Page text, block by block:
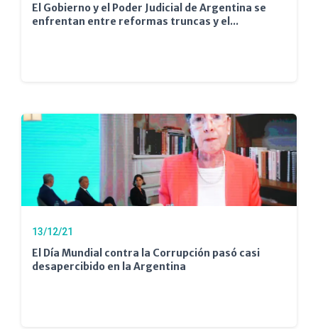
El Gobierno y el Poder Judicial de Argentina se
enfrentan entre reformas truncas y el...
13/12/21
El Día Mundial contra la Corrupción pasó casi
desapercibido en la Argentina